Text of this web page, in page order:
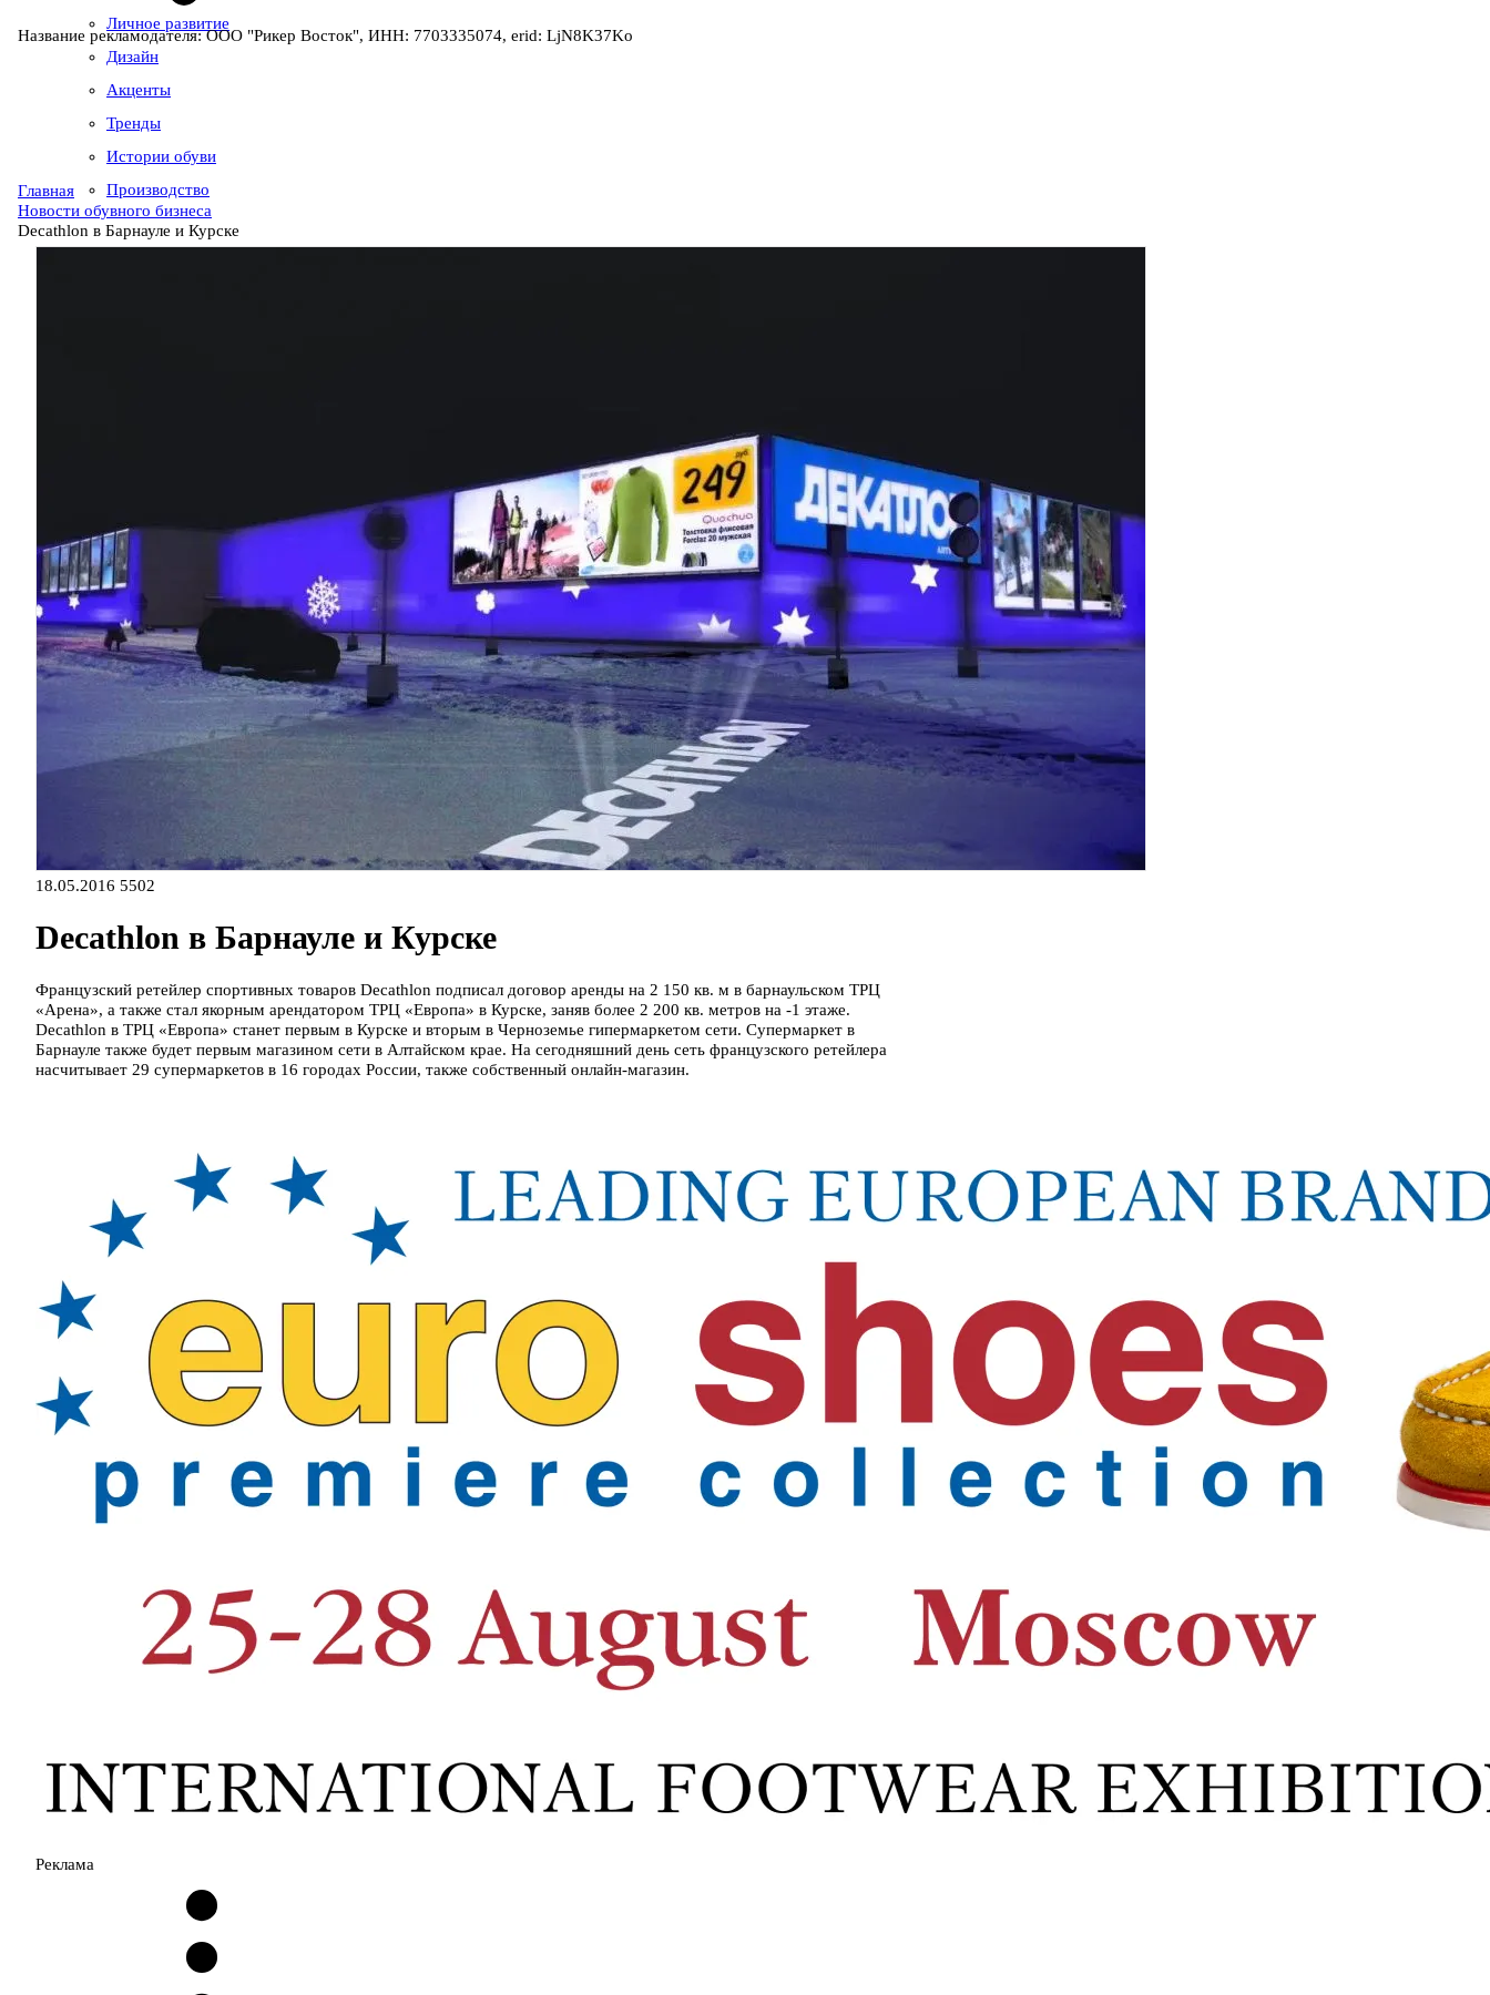
Личное развитие
Дизайн
Акценты
Тренды
Истории обуви
Производство
Название рекламодателя: ООО "Рикер Восток", ИНН: 7703335074, erid: LjN8K37Ko
Главная
Новости обувного бизнеса
Decathlon в Барнауле и Курске
18.05.2016 5502
Decathlon в Барнауле и Курске
Французский ретейлер спортивных товаров Decathlon подписал договор аренды на 2 150 кв. м в барнаульском ТРЦ
«Арена», а также стал якорным арендатором ТРЦ «Европа» в Курске, заняв более 2 200 кв. метров на -1 этаже.
Decathlon в ТРЦ «Европа» станет первым в Курске и вторым в Черноземье гипермаркетом сети. Супермаркет в
Барнауле также будет первым магазином сети в Алтайском крае. На сегодняшний день сеть французского ретейлера
насчитывает 29 супермаркетов в 16 городах России, также собственный онлайн-магазин.
Реклама